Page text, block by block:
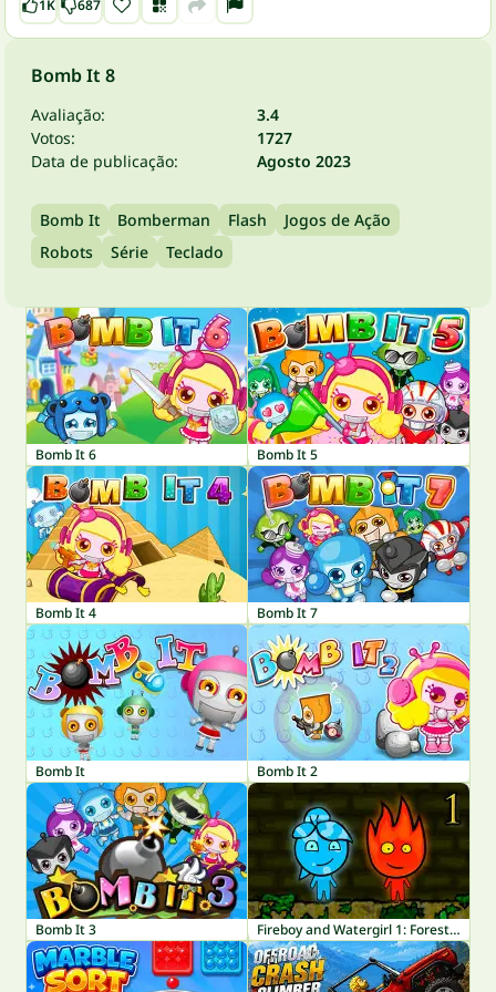
1K 687
Bomb It 8
Avaliação:
3.4
Votos:
1727
Data de publicação:
Agosto 2023
Bomb It Bomberman Flash
Jogos de Ação
Robots
Série Teclado
Bomb It 6 Bomb It 5
Bomb It 4 Bomb It 7
Bomb It Bomb It 2
Bomb It 3 Fireboy and Watergirl 1: Forest Temple